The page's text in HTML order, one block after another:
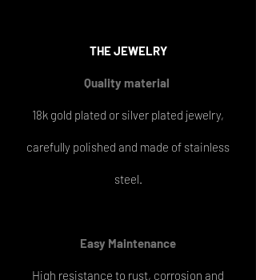
THEJEWELRY
Quality material
18k gold plated or silver plated jewelry,
carefully polished and made of stainless
steel.
Easy Maintenance
High resistance to rust, corrosion and